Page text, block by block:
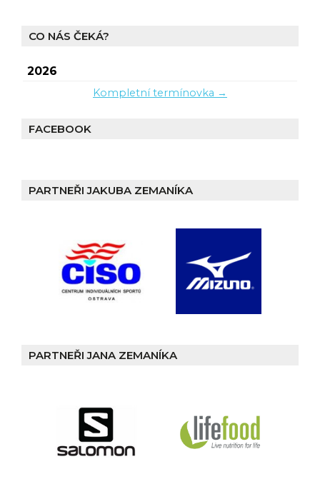
CO NÁS ČEKÁ?
2026
Kompletní termínovka →
FACEBOOK
PARTNEŘI JAKUBA ZEMANÍKA
PARTNEŘI JANA ZEMANÍKA